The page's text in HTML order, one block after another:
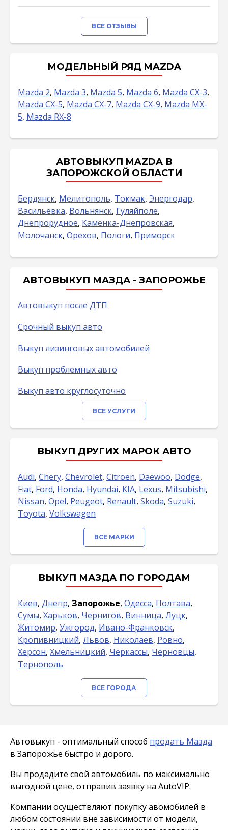
ВСЕ ОТЗЫВЫ
МОДЕЛЬНЫЙ РЯД MAZDA
Mazda 2, Mazda 3, Mazda 5, Mazda 6, Mazda CX-3,
Mazda CX-5, Mazda CX-7, Mazda CX-9, Mazda MX-
5, Mazda RX-8
АВТОВЫКУП MAZDA В
ЗАПОРОЖСКОЙ ОБЛАСТИ
Бердянск, Мелитополь, Токмак, Энергодар,
Васильевка, Вольнянск, Гуляйполе,
Днепрорудное, Каменка-Днепровская,
Молочанск, Орехов, Пологи, Приморск
АВТОВЫКУП МАЗДА - ЗАПОРОЖЬЕ
Автовыкуп после ДТП
Срочный выкуп авто
Выкуп лизинговых автомобилей
Выкуп проблемных авто
Выкуп авто круглосуточно
ВСЕ УСЛУГИ
ВЫКУП ДРУГИХ МАРОК АВТО
Audi, Chery, Chevrolet, Citroen, Daewoo, Dodge,
Fiat, Ford, Honda, Hyundai, KIA, Lexus, Mitsubishi,
Nissan, Opel, Peugeot, Renault, Skoda, Suzuki,
Toyota, Volkswagen
ВСЕ МАРКИ
ВЫКУП МАЗДА ПО ГОРОДАМ
Киев, Днепр, Запорожье, Одесса, Полтава,
Сумы, Харьков, Чернигов, Винница, Луцк,
Житомир, Ужгород, Ивано-Франковск,
Кропивницкий, Львов, Николаев, Ровно,
Херсон, Хмельницкий, Черкассы, Черновцы,
Тернополь
ВСЕ ГОРОДА
Автовыкуп - оптимальный способ продать Мазда
в Запорожье быстро и дорого.
Вы продадите свой автомобиль по максимально
выгодной цене, отправив заявку на AutoVIP.
Компании осуществляют покупку авомобилей в
любом состоянии вне зависимости от модели,